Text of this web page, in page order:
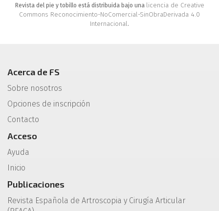
Revista del pie y tobillo está distribuida bajo una licencia de Creative
Commons Reconocimiento-NoComercial-SinObraDerivada 4.0
Internacional.
Acerca de FS
Sobre nosotros
Opciones de inscripción
Contacto
Acceso
Ayuda
Inicio
Publicaciones
Revista Española de Artroscopia y Cirugía Articular